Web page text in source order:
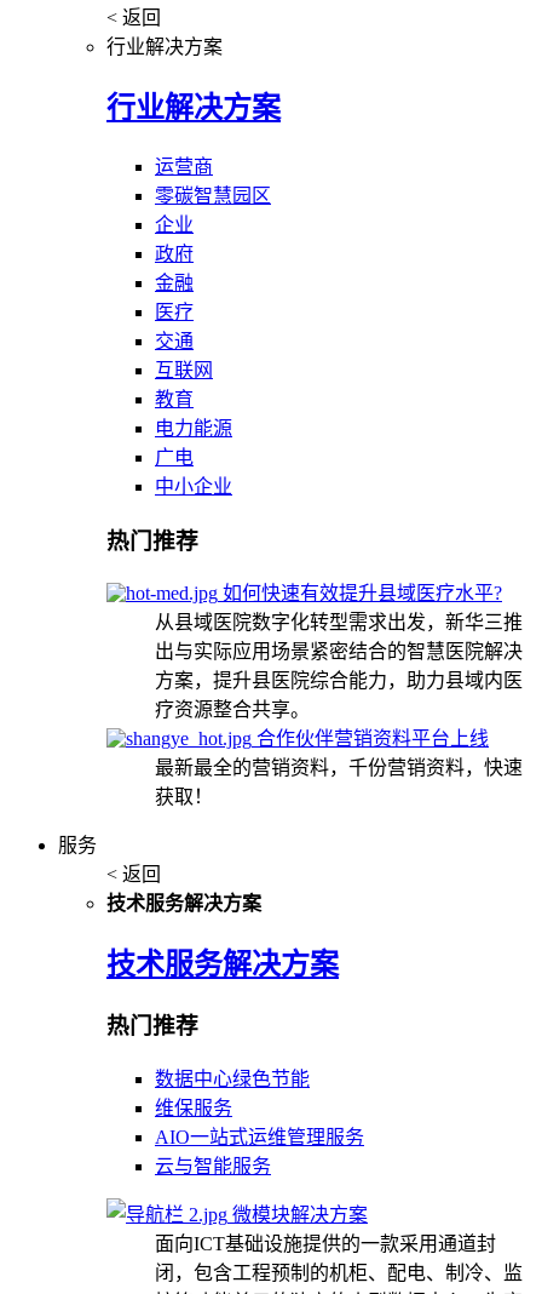
< 返回
行业解决方案
行业解决方案
运营商
零碳智慧园区
企业
政府
金融
医疗
交通
互联网
教育
电力能源
广电
中小企业
热门推荐
如何快速有效提升县域医疗水平?
从县域医院数字化转型需求出发，新华三推
出与实际应用场景紧密结合的智慧医院解决
方案，提升县医院综合能力，助力县域内医
疗资源整合共享。
合作伙伴营销资料平台上线
最新最全的营销资料，千份营销资料，快速
获取！
服务
< 返回
技术服务解决方案
技术服务解决方案
热门推荐
数据中心绿色节能
维保服务
AIO一站式运维管理服务
云与智能服务
微模块解决方案
面向ICT基础设施提供的一款采用通道封
闭，包含工程预制的机柜、配电、制冷、监